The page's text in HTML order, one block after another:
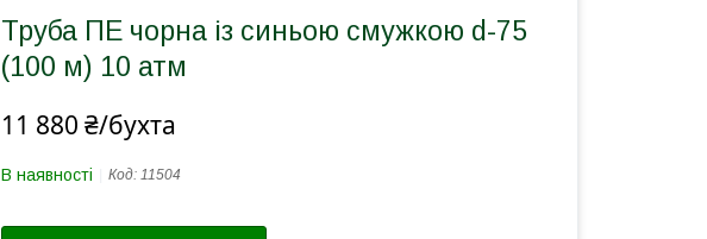
Труба ПЕ чорна із синьою смужкою d-75
(100 м) 10 атм
11 880 ₴/бухта
В наявності Код: 11504